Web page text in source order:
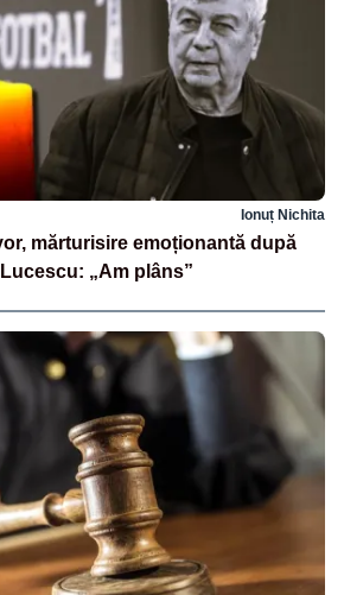
Ionuț Nichita
mărturisire emoționantă după
„Am plâns”